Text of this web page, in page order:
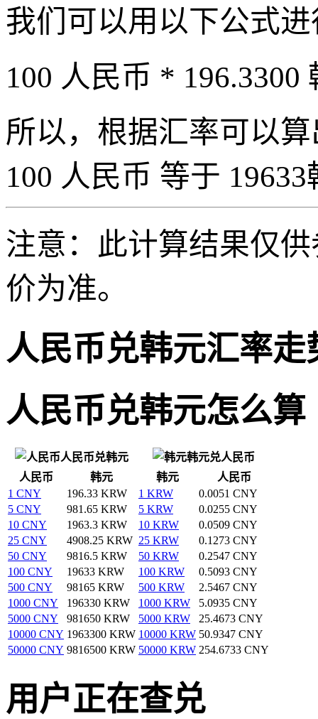
我们可以用以下公式
100 人民币 * 196.3300
所以，根据汇率可以
100 人民币 等于
注意：此计算结果仅
价为准。
人民币兑韩元汇率走
人民币兑韩元怎么算
人民币兑韩元
韩元兑人民币
人民币
韩元 韩元
人民币
1 CNY
196.33 KRW 1 KRW
0.0051 CNY
5 CNY
981.65 KRW 5 KRW
0.0255 CNY
10 CNY
1963.3 KRW 10 KRW
0.0509 CNY
25 CNY
4908.25 KRW 25 KRW
0.1273 CNY
50 CNY
9816.5 KRW 50 KRW
0.2547 CNY
100 CNY
19633 KRW 100 KRW
0.5093 CNY
500 CNY
98165 KRW 500 KRW
2.5467 CNY
1000 CNY
196330 KRW 1000 KRW
5.0935 CNY
5000 CNY
981650 KRW 5000 KRW
25.4673 CNY
10000 CNY 1963300 KRW 10000 KRW 50.9347 CNY
50000 CNY 9816500 KRW 50000 KRW 254.6733 CNY
用户正在查兑